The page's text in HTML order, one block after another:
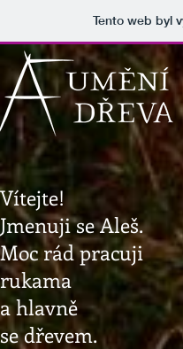
Tento web byl
Vítejte!
Jmenuji se Aleš.
Moc rád pracuji
rukama
a hlavně
se dřevem.